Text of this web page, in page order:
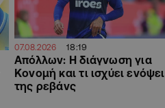
07.08.2026 18:19
Απόλλων: Η διάγνωση για
Κονομή και τι ισχύει ενόψει
της ρεβάνς